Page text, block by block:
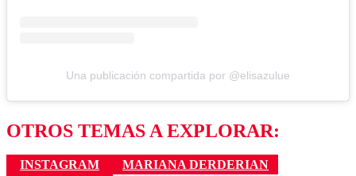
Una publicación compartida por @elisazulue
OTROS TEMAS A EXPLORAR:
INSTAGRAM
MARIANA DERDERIAN